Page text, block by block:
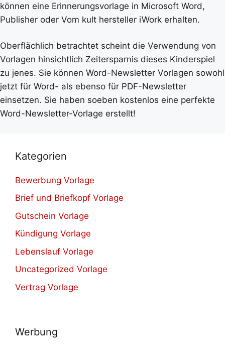
können eine Erinnerungsvorlage in Microsoft Word,
Publisher oder Vom kult hersteller iWork erhalten.
Oberflächlich betrachtet scheint die Verwendung von
Vorlagen hinsichtlich Zeitersparnis dieses Kinderspiel
zu jenes. Sie können Word-Newsletter Vorlagen sowohl
jetzt für Word- als ebenso für PDF-Newsletter
einsetzen. Sie haben soeben kostenlos eine perfekte
Word-Newsletter-Vorlage erstellt!
Kategorien
Bewerbung Vorlage
Brief und Briefkopf Vorlage
Gutschein Vorlage
Kündigung Vorlage
Lebenslauf Vorlage
Uncategorized Vorlage
Vertrag Vorlage
Werbung